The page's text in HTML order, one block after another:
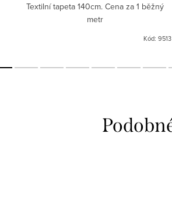
Textilní tapeta 140cm. Cena za 1 běžný
metr
Kód: 9513